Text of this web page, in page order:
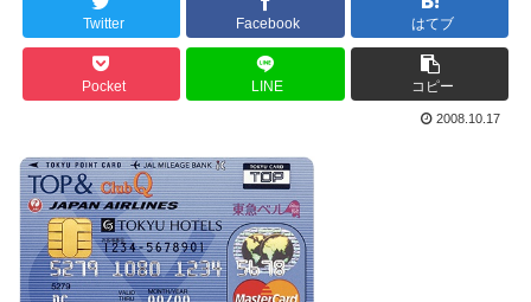
Twitter Facebook はてブ
Pocket LINE コピー
2008.10.17